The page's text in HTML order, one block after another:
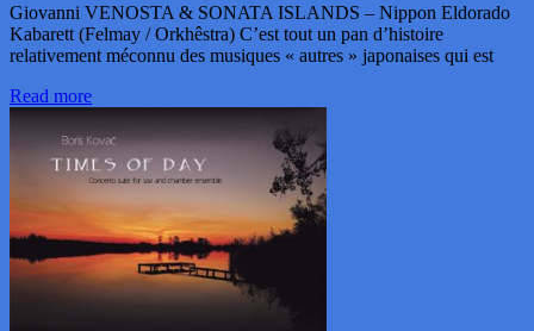
Giovanni VENOSTA & SONATA ISLANDS – Nippon Eldorado
Kabarett (Felmay / Orkhêstra) C’est tout un pan d’histoire
relativement méconnu des musiques « autres » japonaises qui est
Read more